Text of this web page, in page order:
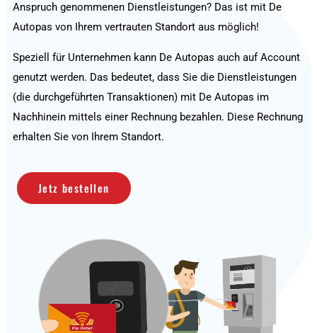
Anspruch genommenen Dienstleistungen? Das ist mit De
Autopas von Ihrem vertrauten Standort aus möglich!
Speziell für Unternehmen kann De Autopas auch auf Account
genutzt werden. Das bedeutet, dass Sie die Dienstleistungen
(die durchgeführten Transaktionen) mit De Autopas im
Nachhinein mittels einer Rechnung bezahlen. Diese Rechnung
erhalten Sie von Ihrem Standort.
Jetz bestellen